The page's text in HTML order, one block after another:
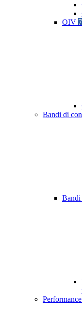
OIV 7
Bandi di
Bandi
Performance